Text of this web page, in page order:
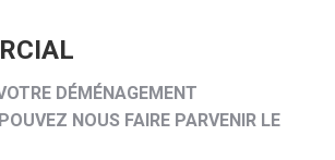
DÉMÉNAGEMENT
NOUS FAIRE PARVENIR LE